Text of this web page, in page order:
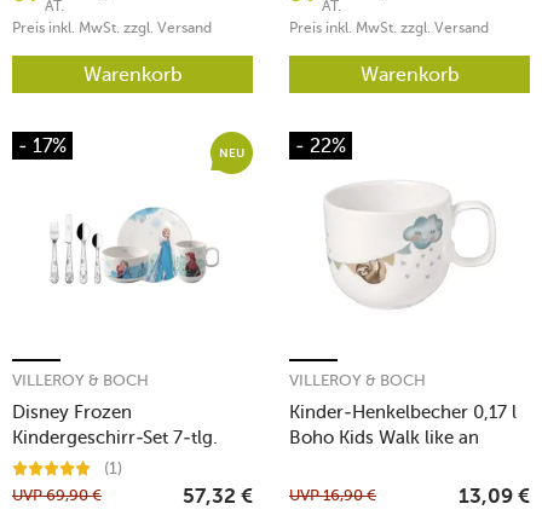
AT.
Preis inkl. MwSt. zzgl. Versand
Warenkorb
AT.
Preis inkl. MwSt. zzgl. Versand
Warenkorb
- 17% NEU
Disney Frozen
Kindergeschirr-Set 7-tlg.
VILLEROY & BOCH
(1)
UVP69,90 € 57,32 €
- 22%
Kinder-Henkelbecher 0,17 l
Boho Kids Walk like an
VILLEROY & BOCH
UVP16,90 € 13,09 €